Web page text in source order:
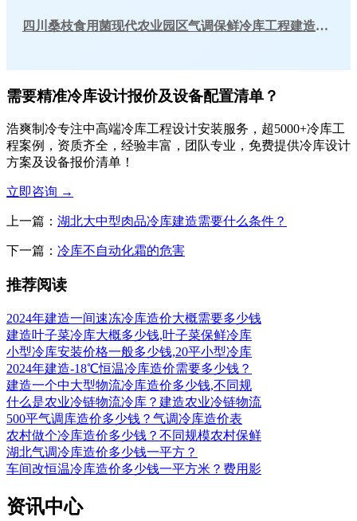
四川桑枝食用菌现代农业园区气调保鲜冷库工程建造案例
需要精准冷库设计报价及设备配置清单？
浩爽制冷专注中高端冷库工程设计安装服务，超5000+冷库工
程案例，资质齐全，经验丰富，团队专业，免费提供冷库设计
方案及设备报价清单！
立即咨询 →
上一篇： 湖北大中型肉品冷库建造需要什么条件？
下一篇： 冷库不自动化霜的危害
推荐阅读
2024年建造一间速冻冷库造价大概需要多少钱
建造叶子菜冷库大概多少钱,叶子菜保鲜冷库
小型冷库安装价格一般多少钱,20平小型冷库
2024年建造-18℃恒温冷库造价需要多少钱？
建造一个中大型物流冷库造价多少钱,不同规
什么是农业冷链物流冷库？建造农业冷链物流
500平气调库造价多少钱？气调冷库造价表
农村做个冷库造价多少钱？不同规模农村保鲜
湖北气调冷库造价多少钱一平方？
车间改恒温冷库造价多少钱一平方米？费用影
资讯中心